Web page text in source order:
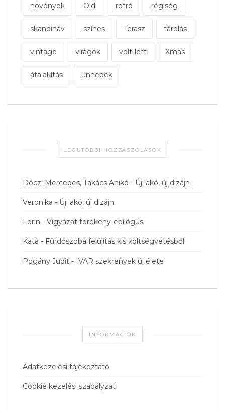
növények Oldi retró régiség
skandináv színes Terasz tárolás
vintage virágok volt-lett Xmas
átalakítás ünnepek
LEGUTÓBBI HOZZÁSZÓLÁSOK
Dóczi Mercedes, Takács Anikó - Új lakó, új dizájn
Veronika - Új lakó, új dizájn
Lorin - Vigyázat törékeny-epilógus
Kata - Fürdőszoba felújítás kis költségvetésből
Pogány Judit - IVAR szekrények új élete
INFORMÁCIÓK
Adatkezelési tájékoztató
Cookie kezelési szabályzat